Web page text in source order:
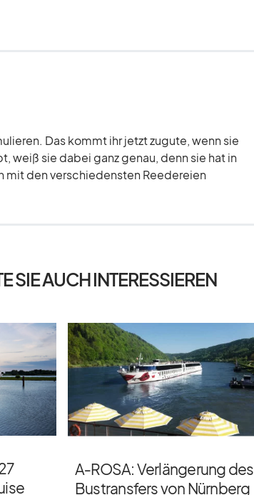
Das kommt ihr jetzt zugute, wenn sie
weiß sie dabei ganz genau, denn sie hat in
mit den verschiedensten Reedereien
SIE AUCH INTERESSIEREN
A‑ROSA: Verlängerung des
Bustransfers von Nürnberg